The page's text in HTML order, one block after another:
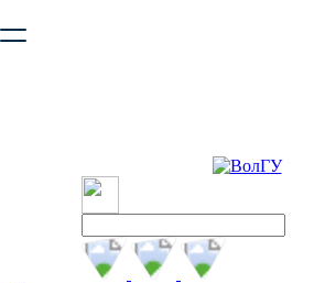
безопасную работу с сайтом. Пожалуйста